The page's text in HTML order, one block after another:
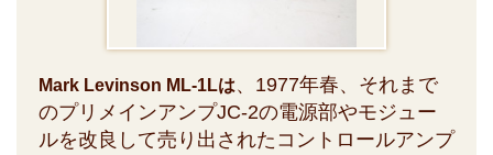
Mark Levinson ML-1Lは、1977年春、それまで
のプリメインアンプJC-2の電源部やモジュー
ルを改良して売り出されたコントロールアンプ